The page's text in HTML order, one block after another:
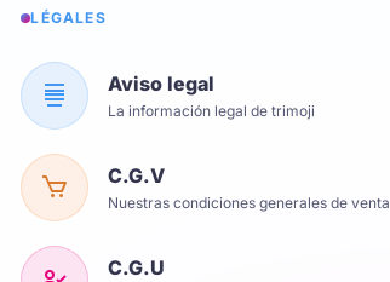
LÉGALES
Aviso legal
La información legal de trimoji
C.G.V
Nuestras condiciones generales de venta
C.G.U